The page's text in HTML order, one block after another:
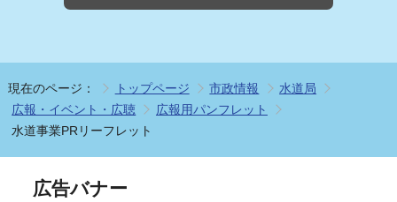
現在のページ： トップページ 市政情報
水道局
広報・イベント・広聴
広報用パンフレット
水道事業PRリーフレット
広告バナー